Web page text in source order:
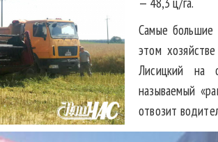
Самые
этом
Лисицкий на
называемый
отвозит